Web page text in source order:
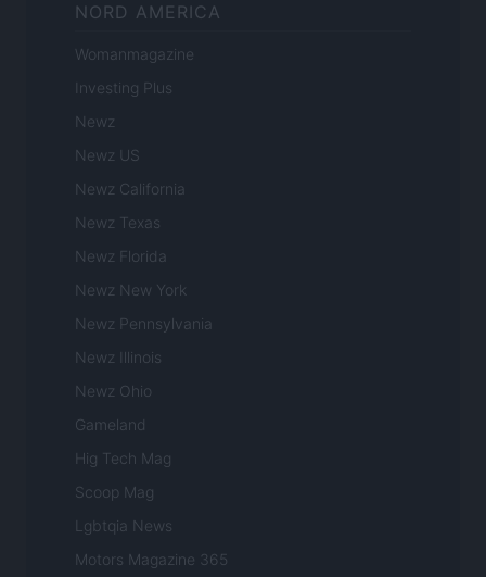
NORD AMERICA
Womanmagazine
Investing Plus
Newz
Newz US
Newz California
Newz Texas
Newz Florida
Newz New York
Newz Pennsylvania
Newz Illinois
Newz Ohio
Gameland
Hig Tech Mag
Scoop Mag
Lgbtqia News
Motors Magazine 365